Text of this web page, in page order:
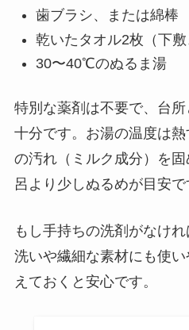
歯ブラシ、または綿棒
乾いたタオル2枚（下敷
30〜40℃のぬるま湯
特別な薬剤は不要で、台
十分です。お湯の温度は
の汚れ（ミルク成分）を
呂より少しぬるめが目安で
もし手持ちの洗剤がなけ
洗いや繊細な素材にも使
えておくと安心です。